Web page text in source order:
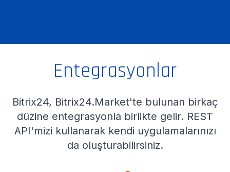
Entegrasyonlar
Bitrix24, Bitrix24.Market'te bulunan birkaç
düzine entegrasyonla birlikte gelir. REST
API'mizi kullanarak kendi uygulamalarınızı
da oluşturabilirsiniz.